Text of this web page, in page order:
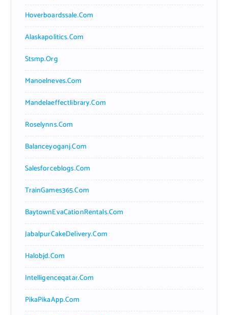
Hoverboardssale.com
Alaskapolitics.com
Stsmp.org
Manoelneves.com
Mandelaeffectlibrary.com
Roselynns.com
Balanceyoganj.com
Salesforceblogs.com
TrainGames365.com
BaytownEvaCationRentals.com
JabalpurCakeDelivery.com
Halobjd.com
Intelligenceqatar.com
PikaPikaApp.com